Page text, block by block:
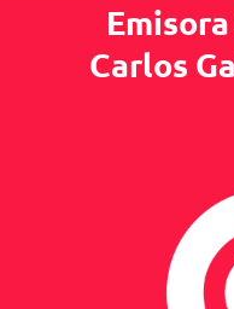
Carlos